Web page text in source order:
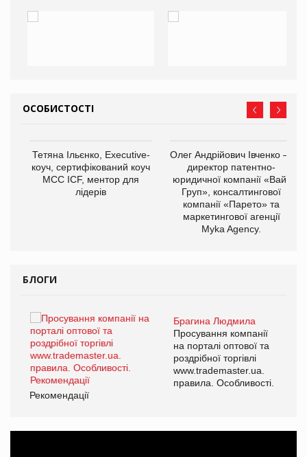
ОСОБИСТОСТІ
Тетяна Ільєнко, Executive-
коуч, сертифікований коуч
МСС ICF, ментор для
лідерів
Олег Андрійович Івченко —
директор патентно-
юридичної компанії «Вайз
Груп», консалтингової
компанії «Парето» та
маркетингової агенції
Myka Agency.
БЛОГИ
Брагина Людмила
Просування компанії
на порталі оптової та
роздрібної торгівлі
www.trademaster.ua.
правила. Особливості.
Рекомендації